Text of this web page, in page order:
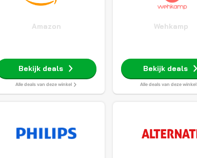
Amazon
Bekijk deals
Alle deals van deze winkel
Wehkamp
Bekijk deals
Alle deals van deze winkel